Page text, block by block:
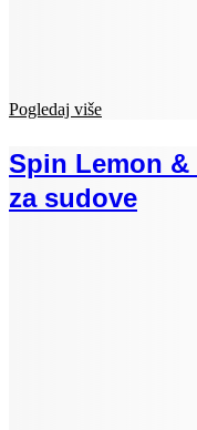
Pogledaj više
Spin Lemon
za sudove